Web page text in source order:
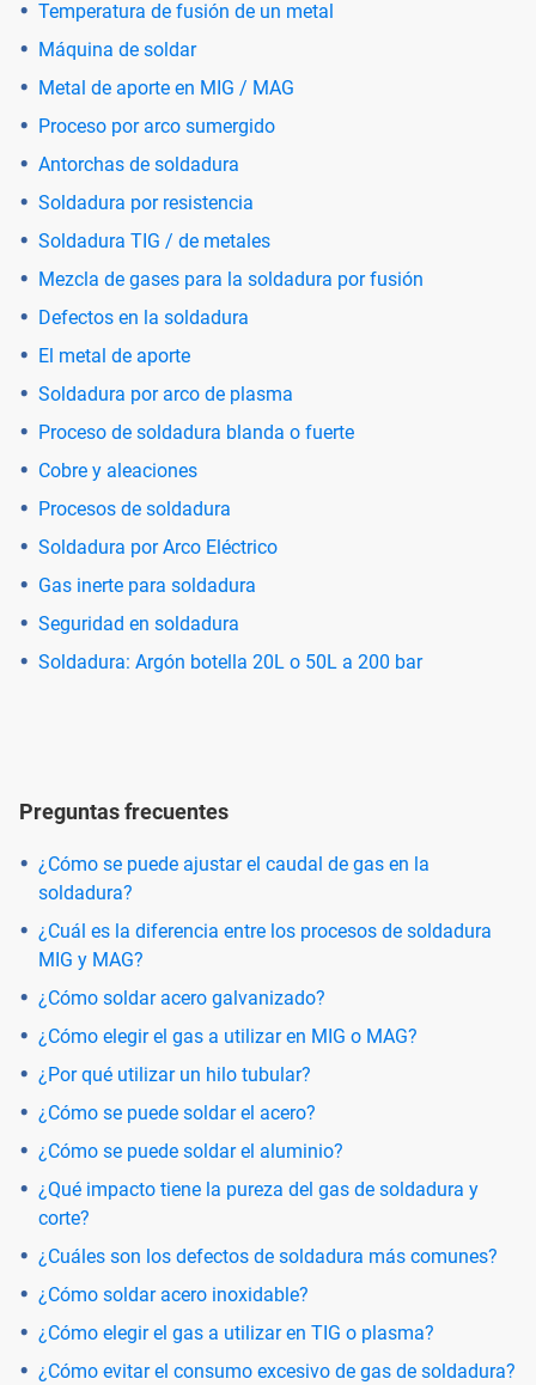
Temperatura de fusión de un metal
Máquina de soldar
Metal de aporte en MIG / MAG
Proceso por arco sumergido
Antorchas de soldadura
Soldadura por resistencia
Soldadura TIG / de metales
Mezcla de gases para la soldadura por fusión
Defectos en la soldadura
El metal de aporte
Soldadura por arco de plasma
Proceso de soldadura blanda o fuerte
Cobre y aleaciones
Procesos de soldadura
Soldadura por Arco Eléctrico
Gas inerte para soldadura
Seguridad en soldadura
Soldadura: Argón botella 20L o 50L a 200 bar
Preguntas frecuentes
¿Cómo se puede ajustar el caudal de gas en la
soldadura?
¿Cuál es la diferencia entre los procesos de soldadura
MIG y MAG?
¿Cómo soldar acero galvanizado?
¿Cómo elegir el gas a utilizar en MIG o MAG?
¿Por qué utilizar un hilo tubular?
¿Cómo se puede soldar el acero?
¿Cómo se puede soldar el aluminio?
¿Qué impacto tiene la pureza del gas de soldadura y
corte?
¿Cuáles son los defectos de soldadura más comunes?
¿Cómo soldar acero inoxidable?
¿Cómo elegir el gas a utilizar en TIG o plasma?
¿Cómo evitar el consumo excesivo de gas de soldadura?